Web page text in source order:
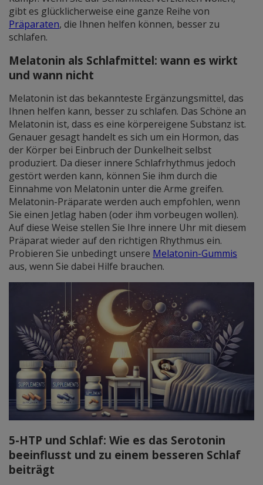
gibt es glücklicherweise eine ganze Reihe von
Präparaten, die Ihnen helfen können, besser zu
schlafen.
Melatonin als Schlafmittel: wann es wirkt
und wann nicht
Melatonin ist das bekannteste Ergänzungsmittel, das
Ihnen helfen kann, besser zu schlafen. Das Schöne an
Melatonin ist, dass es eine körpereigene Substanz ist.
Genauer gesagt handelt es sich um ein Hormon, das
der Körper bei Einbruch der Dunkelheit selbst
produziert. Da dieser innere Schlafrhythmus jedoch
gestört werden kann, können Sie ihm durch die
Einnahme von Melatonin unter die Arme greifen.
Melatonin-Präparate werden auch empfohlen, wenn
Sie einen Jetlag haben (oder ihm vorbeugen wollen).
Auf diese Weise stellen Sie Ihre innere Uhr mit diesem
Präparat wieder auf den richtigen Rhythmus ein.
Probieren Sie unbedingt unsere Melatonin-Gummis
aus, wenn Sie dabei Hilfe brauchen.
5-HTP und Schlaf: Wie es das Serotonin
beeinflusst und zu einem besseren Schlaf
beiträgt